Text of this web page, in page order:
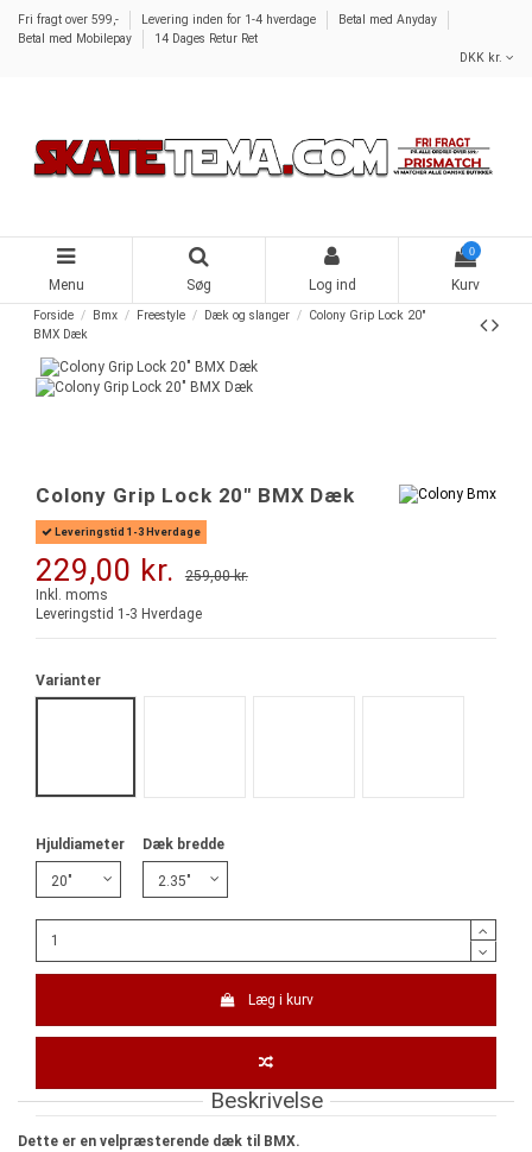
Fri fragt over 599,- Levering inden for 1-4 hverdage
Betal med Anyday
Betal med Mobilepay
14 Dages Retur Ret
DKK kr.
Menu Søg Log ind
0
Kurv
Forside Bmx Freestyle Dæk og slanger
Colony Grip Lock 20"
BMX Dæk
-30,00 kr.
Colony Grip Lock 20" BMX Dæk
Leveringstid 1-3 Hverdage
229,00 kr. 259,00 kr.
Inkl. moms
Leveringstid 1-3 Hverdage
Varianter
Hjuldiameter Dæk bredde
Læg i kurv
Beskrivelse
Dette er en velpræsterende dæk til BMX.